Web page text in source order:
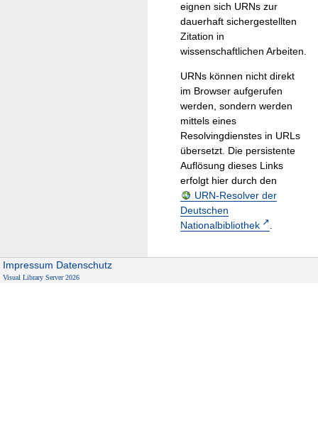
eignen sich URNs zur
dauerhaft sichergestellten
Zitation in
wissenschaftlichen Arbeiten.
URNs können nicht direkt
im Browser aufgerufen
werden, sondern werden
mittels eines
Resolvingdienstes in URLs
übersetzt. Die persistente
Auflösung dieses Links
erfolgt hier durch den
URN-Resolver der
Deutschen
Nationalbibliothek
.
Impressum Datenschutz
Visual Library Server 2026